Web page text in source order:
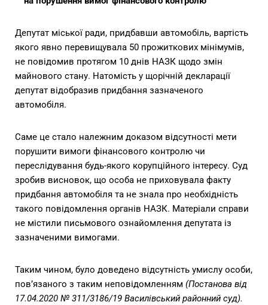
Депутат міської ради, придбавши автомобіль, вартість
якого явно перевищувала 50 прожиткових мінімумів,
не повідомив протягом 10 днів НАЗК щодо змін
майнового стану. Натомість у щорічній декларації
депутат відобразив придбання зазначеного
автомобіля.
Саме це стало належним доказом відсутності мети
порушити вимоги фінансового контролю чи
переслідування будь-якого корупційного інтересу. Суд
зробив висновок, що особа не приховувала факту
придбання автомобіля та не знала про необхідність
такого повідомлення органів НАЗК. Матеріали справи
не містили письмового ознайомлення депутата із
зазначеними вимогами.
Таким чином, було доведено відсутність умислу особи,
пов’язаного з таким неповідомленням (Постанова від
17.04.2020 № 311/3186/19 Василівський районний суд).